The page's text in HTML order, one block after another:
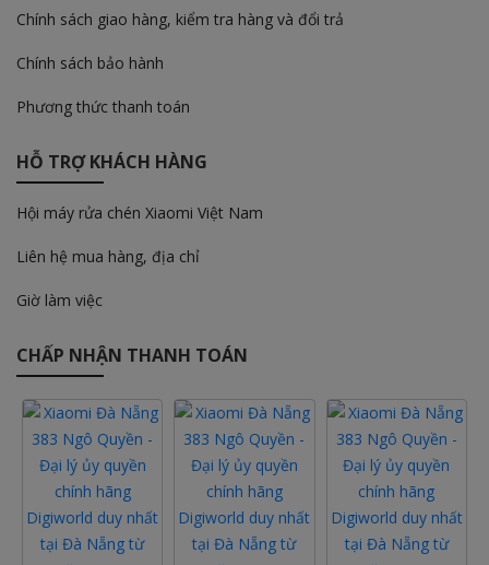
Chính sách giao hàng, kiểm tra hàng và đổi trả
Chính sách bảo hành
Phương thức thanh toán
HỖ TRỢ KHÁCH HÀNG
Hội máy rửa chén Xiaomi Việt Nam
Liên hệ mua hàng, địa chỉ
Giờ làm việc
CHẤP NHẬN THANH TOÁN